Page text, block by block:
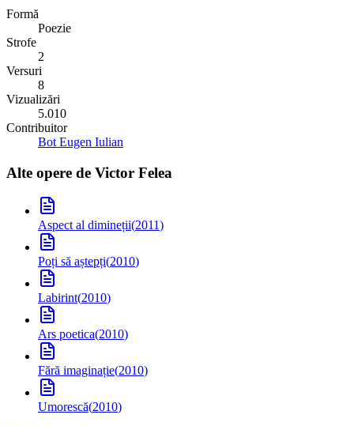
Formă
Poezie
Strofe
2
Versuri
8
Vizualizări
5.010
Contribuitor
Bot Eugen Iulian
Alte opere de Victor Felea
Aspect al dimineții(2011)
Poți să aștepți(2010)
Labirint(2010)
Ars poetica(2010)
Fără imaginație(2010)
Umorescă(2010)